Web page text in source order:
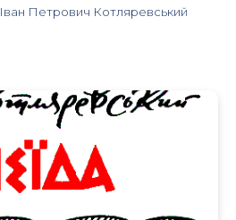
Іван Петрович Котляревський